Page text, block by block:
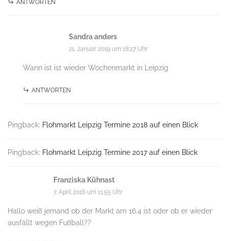
ANTWORTEN
Sandra anders
21. Januar 2019 um 18:27 Uhr
Wann ist ist wieder Wochenmarkt in Leipzig
ANTWORTEN
Pingback: Flohmarkt Leipzig Termine 2018 auf einen Blick
Pingback: Flohmarkt Leipzig Termine 2017 auf einen Blick
Franziska Kühnast
7. April 2016 um 11:55 Uhr
Hallo weiß jemand ob der Markt am 16.4 ist oder ob er wieder
ausfällt wegen Fußball??